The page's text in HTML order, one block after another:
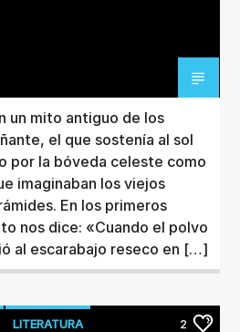
un mito antiguo de los
el que sostenía al sol
por la bóveda celeste como
imaginaban los viejos
En los primeros
nos dice: «Cuando el polvo
al escarabajo reseco en […]
LITERATURA 2